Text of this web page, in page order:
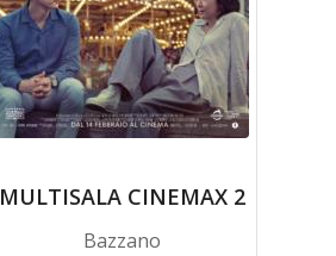
MULTISALA CINEMAX 2
Bazzano